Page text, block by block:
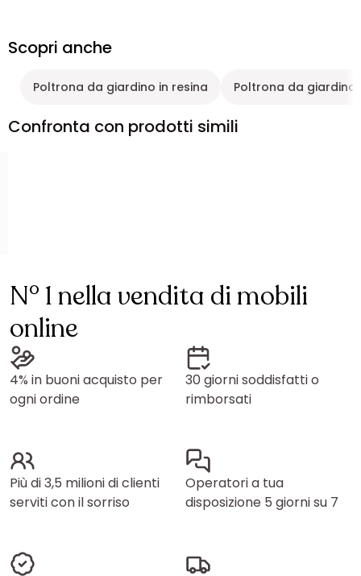
Scopri anche
Poltrona da giardino in resina Poltrona da giardino
Confronta con prodotti simili
N° 1 nella vendita di mobili
online
4% in buoni acquisto per
ogni ordine
30 giorni soddisfatti o
rimborsati
Più di 3,5 milioni di clienti
serviti con il sorriso
Operatori a tua
disposizione 5 giorni su 7